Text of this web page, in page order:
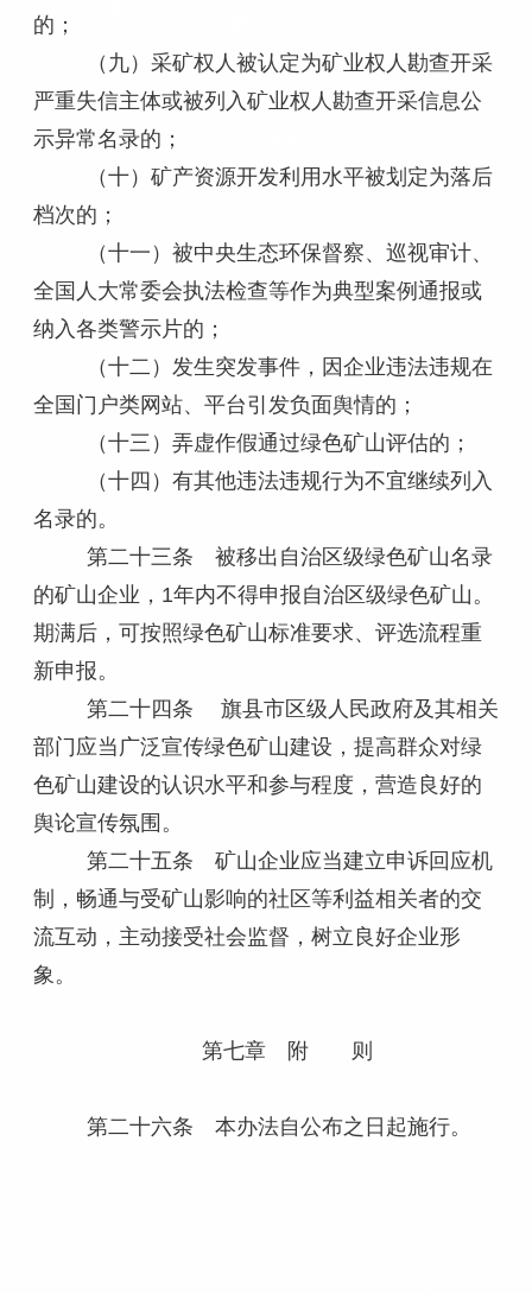
的；
（九）采矿权人被认定为矿业权人勘查开采
严重失信主体或被列入矿业权人勘查开采信息公
示异常名录的；
（十）矿产资源开发利用水平被划定为落后
档次的；
（十一）被中央生态环保督察、巡视审计、
全国人大常委会执法检查等作为典型案例通报或
纳入各类警示片的；
（十二）发生突发事件，因企业违法违规在
全国门户类网站、平台引发负面舆情的；
（十三）弄虚作假通过绿色矿山评估的；
（十四）有其他违法违规行为不宜继续列入
名录的。
第二十三条 被移出自治区级绿色矿山名录
的矿山企业，1年内不得申报自治区级绿色矿山。
期满后，可按照绿色矿山标准要求、评选流程重
新申报。
第二十四条 旗县市区级人民政府及其相关
部门应当广泛宣传绿色矿山建设，提高群众对绿
色矿山建设的认识水平和参与程度，营造良好的
舆论宣传氛围。
第二十五条 矿山企业应当建立申诉回应机
制，畅通与受矿山影响的社区等利益相关者的交
流互动，主动接受社会监督，树立良好企业形
象。
第七章 附 则
第二十六条 本办法自公布之日起施行。